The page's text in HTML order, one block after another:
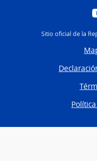
Sitio oficial de la